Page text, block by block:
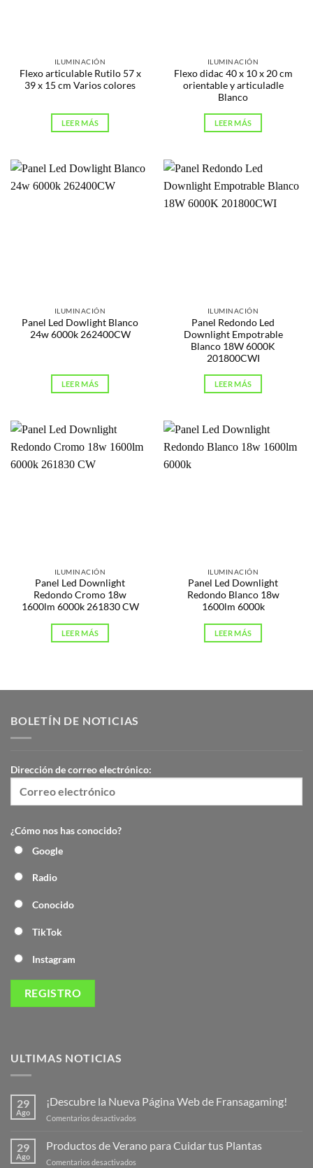
ILUMINACIÓN
Flexo articulable Rutilo 57 x
39 x 15 cm Varios colores
LEER MÁS
ILUMINACIÓN
Flexo didac 40 x 10 x 20 cm
orientable y articuladle
Blanco
LEER MÁS
ILUMINACIÓN
Panel Led Dowlight Blanco
24w 6000k 262400CW
LEER MÁS
ILUMINACIÓN
Panel Redondo Led
Downlight Empotrable
Blanco 18W 6000K
201800CWI
LEER MÁS
ILUMINACIÓN
Panel Led Downlight
Redondo Cromo 18w
1600lm 6000k 261830 CW
LEER MÁS
ILUMINACIÓN
Panel Led Downlight
Redondo Blanco 18w
1600lm 6000k
LEER MÁS
BOLETÍN DE NOTICIAS
Dirección de correo electrónico:
¿Cómo nos has conocido?
Google
Radio
Conocido
TikTok
Instagram
ULTIMAS NOTICIAS
29
Ago
¡Descubre la Nueva Página Web de Fransagaming!
Comentarios desactivados
Nueva
29
Ago
Productos de Verano para Cuidar tus Plantas
Comentarios desactivados